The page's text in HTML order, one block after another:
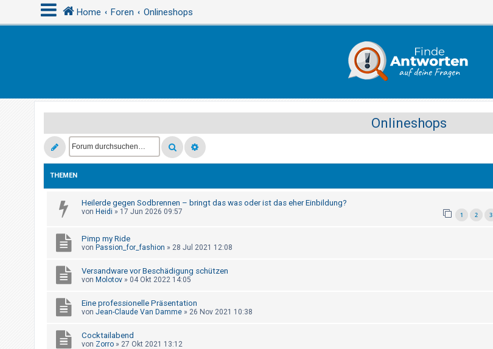
Home Foren Onlineshops
Onlineshops
THEMEN
Heilerde gegen Sodbrennen – bringt das was oder ist das eher Einbildung?
von Heidi » 17 Jun 2026 09:57 1 2 3
Pimp my Ride
von Passion_for_fashion » 28 Jul 2021 12:08
Versandware vor Beschädigung schützen
von Molotov » 04 Okt 2022 14:05
Eine professionelle Präsentation
von Jean-Claude Van Damme » 26 Nov 2021 10:38
Cocktailabend
von Zorro » 27 Okt 2021 13:12